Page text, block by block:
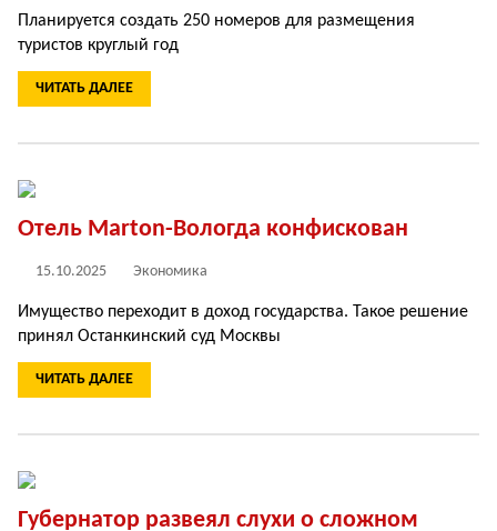
Планируется создать 250 номеров для размещения
туристов круглый год
ЧИТАТЬ ДАЛЕЕ
Отель Marton-Вологда конфискован
15.10.2025 Экономика
Имущество переходит в доход государства. Такое решение
принял Останкинский суд Москвы
ЧИТАТЬ ДАЛЕЕ
Губернатор развеял слухи о сложном